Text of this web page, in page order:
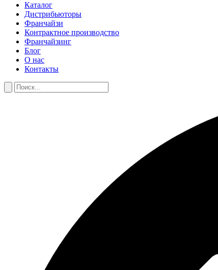
Каталог
Дистрибьюторы
Франчайзи
Контрактное производство
Франчайзинг
Блог
О нас
Контакты